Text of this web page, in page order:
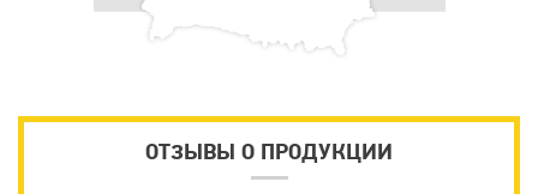
ОТЗЫВЫ О ПРОДУКЦИИ